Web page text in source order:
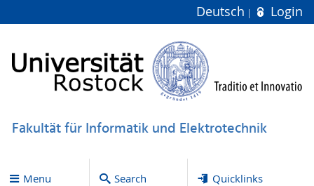
Deutsch Login
Fakultät für Informatik und Elektrotechnik
Menu Search Quicklinks